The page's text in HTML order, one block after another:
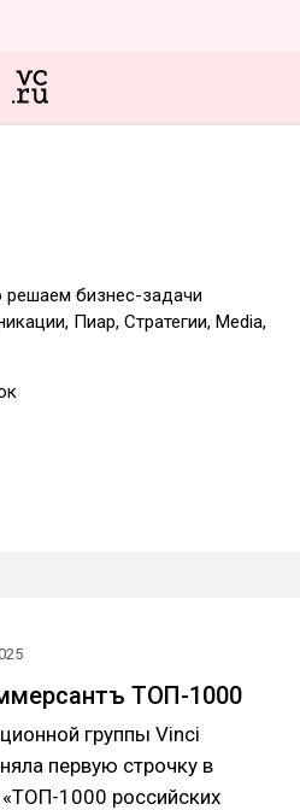
решаем бизнес-задачи
Пиар, Стратегии, Media,
ТОП-1000
группы Vinci
первую строчку в
1000 российских